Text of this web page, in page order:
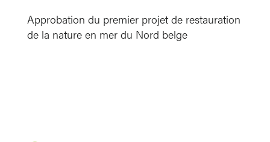
Approbation du premier projet de restauration
de la nature en mer du Nord belge